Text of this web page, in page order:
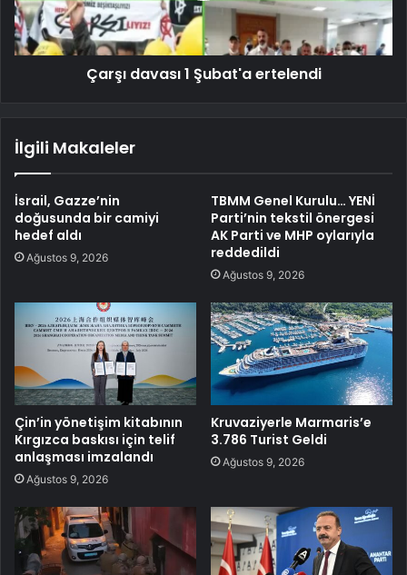
Çarşı davası 1 Şubat'a ertelendi
İlgili Makaleler
İsrail, Gazze’nin
doğusunda bir camiyi
hedef aldı
Ağustos 9, 2026
TBMM Genel Kurulu… YENİ
Parti’nin tekstil önergesi
AK Parti ve MHP oylarıyla
reddedildi
Ağustos 9, 2026
Çin’in yönetişim kitabının
Kırgızca baskısı için telif
anlaşması imzalandı
Ağustos 9, 2026
Kruvaziyerle Marmaris’e
3.786 Turist Geldi
Ağustos 9, 2026